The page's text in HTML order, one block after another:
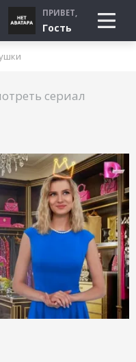
ПРИВЕТ,
Гость
сериал